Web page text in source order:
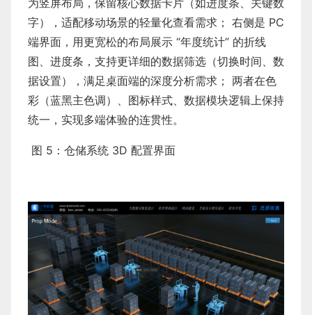
为竖屏布局，保留核心数据卡片（如进度条、关键数
字），适配移动场景的轻量化查看需求； 右侧是 PC
端界面，用更宽松的布局展示 “年度统计” 的折线
图、进度条，支持更详细的数据筛选（切换时间、数
据设置），满足桌面端的深度分析需求； 两者在色
彩（蓝黑主色调）、图标样式、数据模块逻辑上保持
统一，实现多端体验的连贯性。
图 5：仓储系统 3D 配置界面